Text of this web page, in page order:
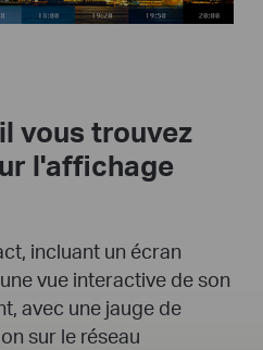
vous trouvez
l'affichage
incluant un écran
vue interactive de son
avec une jauge de
sur le réseau